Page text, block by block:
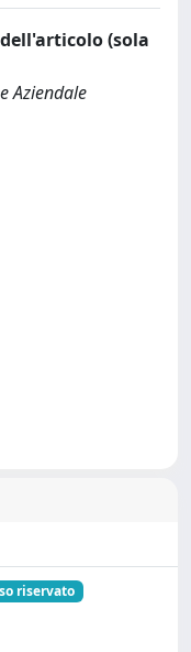
(sola
Aziendale
riservato